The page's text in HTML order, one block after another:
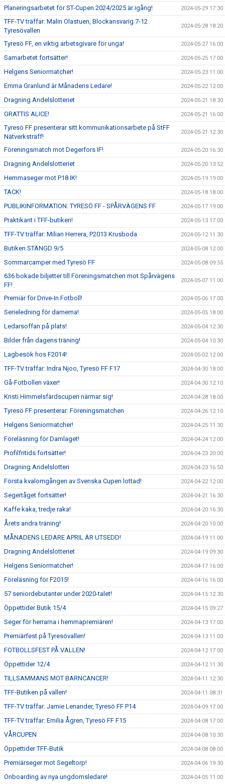
Planeringsarbetet för ST-Cupen 2024/2025 är igång! 2024-05-29 17:30
TFF-TV träffar: Malin Olastuen, Blockansvarig 7-12
Tyresövallen
2024-05-28 18:20
Tyresö FF, en viktig arbetsgivare för unga! 2024-05-27 16:00
Samarbetet fortsätter! 2024-05-25 17:00
Helgens Seniormatcher! 2024-05-23 11:00
Emma Granlund är Månadens Ledare! 2024-05-22 12:00
Dragning Andelslotteriet 2024-05-21 18:30
GRATTIS ALICE! 2024-05-21 16:00
Tyresö FF presenterar sitt kommunikationsarbete på StFF
Nätverksträff!
2024-05-21 12:30
Föreningsmatch mot Degerfors IF! 2024-05-20 16:30
Dragning Andelslotteriet 2024-05-20 13:52
Hemmaseger mot P18 IK! 2024-05-19 19:00
TACK! 2024-05-18 18:00
PUBLIKINFORMATION: TYRESÖ FF - SPÅRVÄGENS FF 2024-05-17 19:00
Praktikant i TFF-butiken! 2024-05-13 17:00
TFF-TV träffar: Milian Herrera, P2013 Krusboda 2024-05-12 11:30
Butiken STÄNGD 9/5 2024-05-08 12:00
Sommarcamper med Tyresö FF 2024-05-08 09:55
636 bokade biljetter till Föreningsmatchen mot Spårvägens
FF!
2024-05-07 11:00
Premiär för Drive-In Fotboll! 2024-05-06 17:00
Serieledning för damerna! 2024-05-05 18:00
Ledarsoffan på plats! 2024-05-04 12:30
Bilder från dagens träning! 2024-05-04 10:30
Lagbesök hos F2014! 2024-05-02 12:00
TFF-TV träffar: Indra Njoo, Tyresö FF F17 2024-04-30 18:00
Gå-Fotbollen växer! 2024-04-30 12:10
Kristi Himmelsfärdscupen närmar sig! 2024-04-28 18:00
Tyresö FF presenterar: Föreningsmatchen 2024-04-26 12:10
Helgens Seniormatcher! 2024-04-25 11:30
Föreläsning för Damlaget! 2024-04-24 12:00
Profilfritids fortsätter! 2024-04-23 20:00
Dragning Andelslotteri 2024-04-23 16:50
Första kvalomgången av Svenska Cupen lottad! 2024-04-22 12:00
Segertåget fortsätter! 2024-04-21 16:30
Kaffe kaka, tredje raka! 2024-04-20 16:30
Årets andra träning! 2024-04-20 10:00
MÅNADENS LEDARE APRIL ÄR UTSEDD! 2024-04-19 11:00
Dragning Andelslotteriet 2024-04-19 09:30
Helgens Seniormatcher! 2024-04-17 16:00
Föreläsning för F2015! 2024-04-16 16:00
57 seniordebutanter under 2020-talet! 2024-04-15 12:30
Öppettider Butik 15/4 2024-04-15 09:27
Seger för herrarna i hemmapremiären! 2024-04-13 17:00
Premiärfest på Tyresövallen! 2024-04-13 11:00
FOTBOLLSFEST PÅ VALLEN! 2024-04-12 17:00
Öppettider 12/4 2024-04-12 11:30
TILLSAMMANS MOT BARNCANCER! 2024-04-11 12:30
TFF-Butiken på vallen! 2024-04-11 08:31
TFF-TV träffar: Jamie Lenander, Tyresö FF P14 2024-04-09 17:00
TFF-TV träffar: Emilia Ågren, Tyresö FF F15 2024-04-08 17:00
VÅRCUPEN 2024-04-08 10:30
Öppettider TFF-Butik 2024-04-08 08:00
Premiärseger mot Segeltorp! 2024-04-06 19:30
Onboarding av nya ungdomsledare! 2024-04-05 11:00